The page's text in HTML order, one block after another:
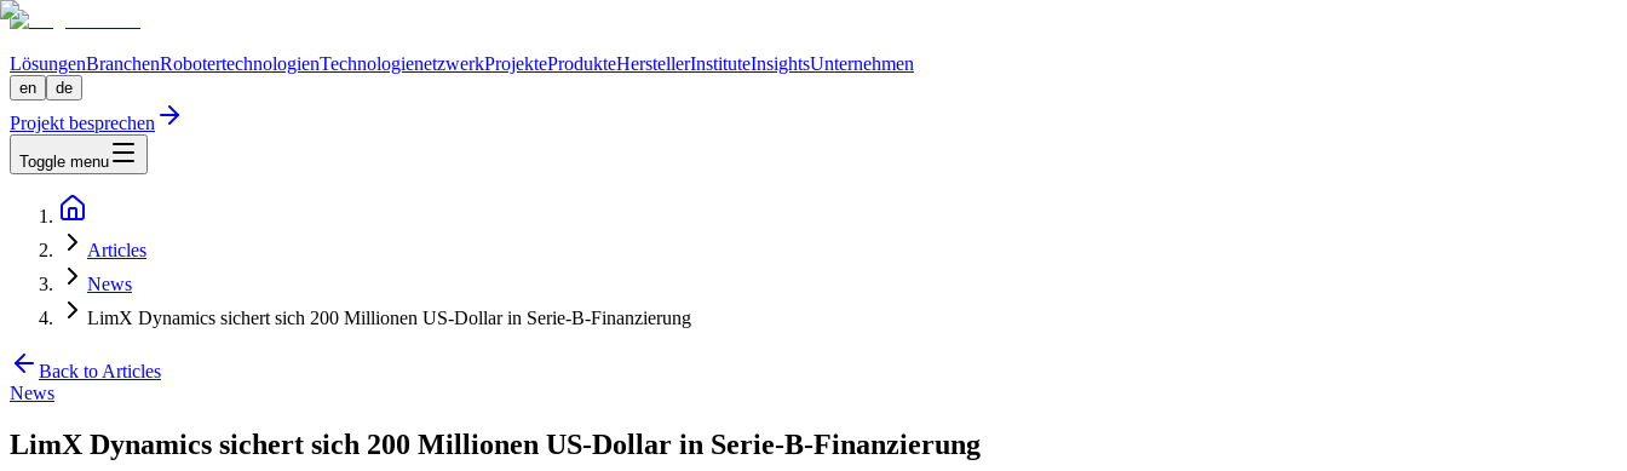
LösungenBranchenRobotertechnologienTechnologienetzwerkProjekteProdukteHerstellerInstituteInsightsUnternehmen
en de
Projekt besprechen
Toggle menu
Articles
News
LimX Dynamics sichert sich 200 Millionen US-Dollar in Serie-B-Finanzierung
Back to Articles
News
LimX Dynamics sichert sich 200 Millionen US-Dollar in Serie-B-Finanzierung